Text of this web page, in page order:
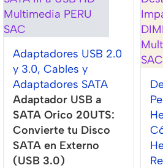
Adaptadores USB 2.0
y 3.0, Cables y
Adaptadores SATA
Adaptador USB a
SATA Orico 20UTS:
Convierte tu Disco
SATA en Externo
(USB 3.0)